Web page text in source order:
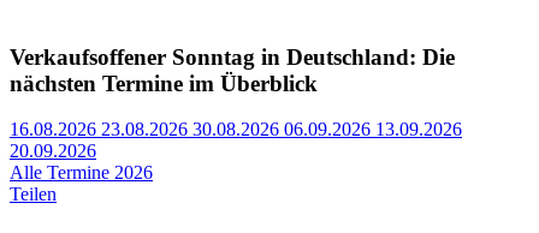
Verkaufsoffener Sonntag in Deutschland: Die
nächsten Termine im Überblick
16.08.2026 23.08.2026 30.08.2026 06.09.2026 13.09.2026
20.09.2026
Alle Termine 2026
Teilen